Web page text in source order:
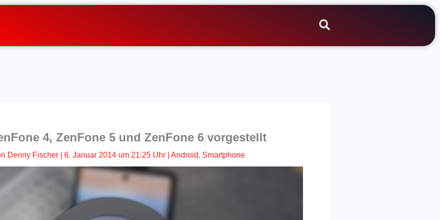
4, ZenFone 5 und ZenFone 6 vorgestellt
Denny Fischer 6. Januar 2014 um 21:25 Uhr| Android, Smartphone